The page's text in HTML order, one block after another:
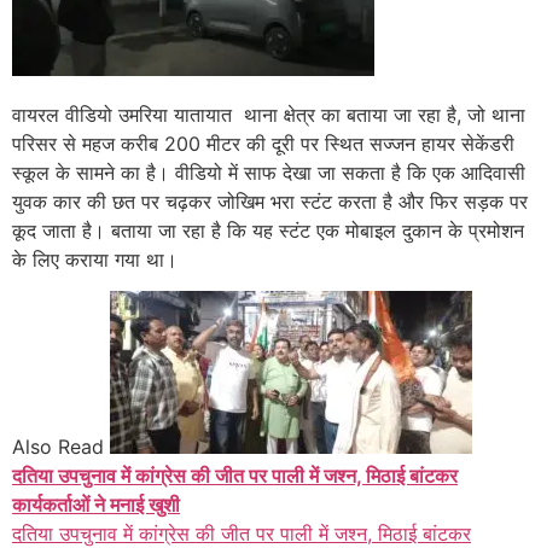
वायरल वीडियो उमरिया यातायात थाना क्षेत्र का बताया जा रहा है, जो थाना
परिसर से महज करीब 200 मीटर की दूरी पर स्थित सज्जन हायर सेकेंडरी
स्कूल के सामने का है। वीडियो में साफ देखा जा सकता है कि एक आदिवासी
युवक कार की छत पर चढ़कर जोखिम भरा स्टंट करता है और फिर सड़क पर
कूद जाता है। बताया जा रहा है कि यह स्टंट एक मोबाइल दुकान के प्रमोशन
के लिए कराया गया था।
Also Read
दतिया उपचुनाव में कांग्रेस की जीत पर पाली में जश्न, मिठाई बांटकर
कार्यकर्ताओं ने मनाई खुशी
दतिया उपचुनाव में कांग्रेस की जीत पर पाली में जश्न, मिठाई बांटकर